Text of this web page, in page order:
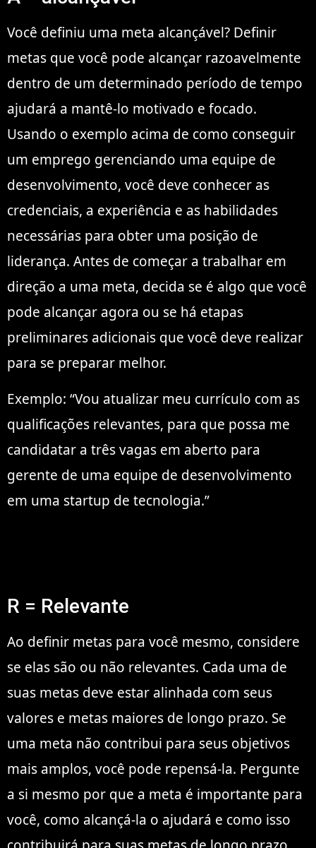
Você definiu uma meta alcançável? Definir
metas que você pode alcançar razoavelmente
dentro de um determinado período de tempo
ajudará a mantê-lo motivado e focado.
Usando o exemplo acima de como conseguir
um emprego gerenciando uma equipe de
desenvolvimento, você deve conhecer as
credenciais, a experiência e as habilidades
necessárias para obter uma posição de
liderança. Antes de começar a trabalhar em
direção a uma meta, decida se é algo que você
pode alcançar agora ou se há etapas
preliminares adicionais que você deve realizar
para se preparar melhor.
Exemplo: “Vou atualizar meu currículo com as
qualificações relevantes, para que possa me
candidatar a três vagas em aberto para
gerente de uma equipe de desenvolvimento
em uma startup de tecnologia.”
R = Relevante
Ao definir metas para você mesmo, considere
se elas são ou não relevantes. Cada uma de
suas metas deve estar alinhada com seus
valores e metas maiores de longo prazo. Se
uma meta não contribui para seus objetivos
mais amplos, você pode repensá-la. Pergunte
a si mesmo por que a meta é importante para
você, como alcançá-la o ajudará e como isso